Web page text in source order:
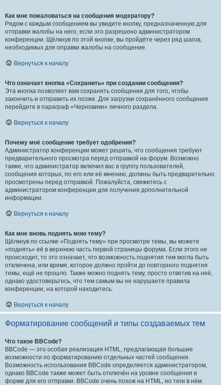
Как мне пожаловаться на сообщения модератору?
Рядом с каждым сообщением вы увидите кнопку, предназначенную для
отправки жалобы на него, если это разрешено администратором
конференции. Щёлкнув по этой кнопке, вы пройдёте через ряд шагов,
необходимых для оправки жалобы на сообщение.
Вернуться к началу
Что означает кнопка «Сохранить» при создании сообщения?
Эта кнопка позволяет вам сохранять сообщения для того, чтобы
закончить и отправить их позже. Для загрузки сохранённого сообщения
перейдите в параграф «Черновики» личного раздела.
Вернуться к началу
Почему моё сообщение требует одобрения?
Администратор конференции может решить, что сообщения требуют
предварительного просмотра перед отправкой на форум. Возможно
также, что администратор включил вас в группу пользователей,
сообщения которых, по его или её мнению, должны быть предварительно
просмотрены перед отправкой. Пожалуйста, свяжитесь с
администратором конференции для получения дополнительной
информации.
Вернуться к началу
Как мне вновь поднять мою тему?
Щёлкнув по ссылке «Поднять тему» при просмотре темы, вы можете
«поднять» её в верхнюю часть первой страницы форума. Если этого не
происходит, то это означает, что возможность поднятия тем могла быть
отключена, или время, которое должно пройти до повторного поднятия
темы, ещё не прошло. Также можно поднять тему, просто ответив на неё,
однако удостоверьтесь, что тем самым вы не нарушаете правила
конференции, на которой находитесь.
Вернуться к началу
Форматирование сообщений и типы создаваемых тем
Что такое BBCode?
BBCode — это особая реализация HTML, предлагающая большие
возможности по форматированию отдельных частей сообщения.
Возможность использования BBCode определяется администратором,
однако BBCode также может быть отключён на уровне сообщения в
форме для его отправки. BBCode очень похож на HTML, но теги в нём